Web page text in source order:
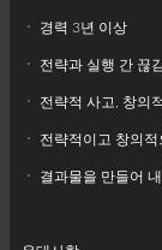
ㆍ 경력 3년 이상
ㆍ 전략과 실행 간 끊
ㆍ 전략적 사고, 창의
ㆍ 전략적이고 창의
ㆍ 결과물을 만들어